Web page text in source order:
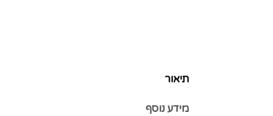
תיאור
מידע נוסף